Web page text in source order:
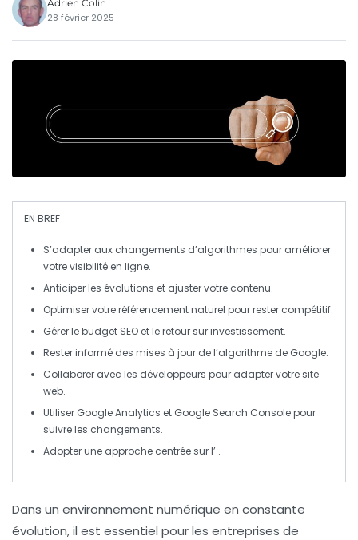
Adrien Colin
28 février 2025
EN BREF
S’adapter aux changements d’algorithmes pour améliorer
votrevisibilité en ligne.
Anticiper les évolutions et ajuster votre contenu.
Optimiser votreréférencement naturel pour rester compétitif.
Gérer le budget SEO et le retour sur investissement.
Rester informé des mises à jour de l’algorithme de Google.
Collaborer avec les développeurs pour adapter votre site
web.
Utiliser Google Analytics et Google Search Console pour
suivre les changements.
Adopter une approche centrée sur l’ .
Dans un environnement numérique en constante
évolution, il est essentiel pour les entreprises de